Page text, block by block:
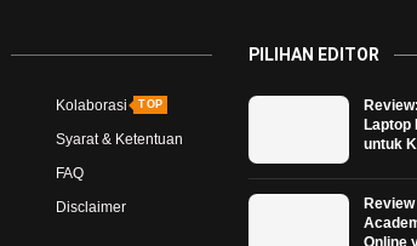
Kolaborasi TOP
Syarat & Ketentuan
FAQ
Disclaimer
PILIHAN EDITOR
Laptop
untuk
Online